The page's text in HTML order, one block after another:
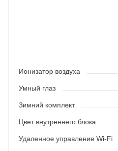
Ионизатор воздуха
Умный глаз
Зимний комплект
Цвет внутреннего блока
Удаленное управление Wi-Fi